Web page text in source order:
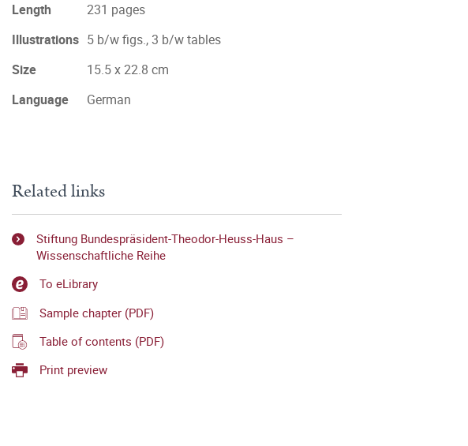
Length
231 pages
Illustrations 5 b/w figs., 3 b/w tables
Size
15.5 x 22.8 cm
Language
German
Related links
Stiftung Bundespräsident-Theodor-Heuss-Haus –
Wissenschaftliche Reihe
To eLibrary
Sample chapter (PDF)
Table of contents (PDF)
Print preview